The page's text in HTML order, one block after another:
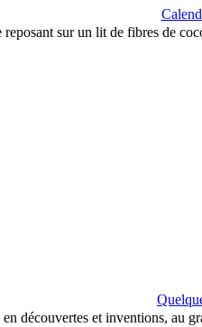
sur un lit de fibres de
découvertes et inventions, au